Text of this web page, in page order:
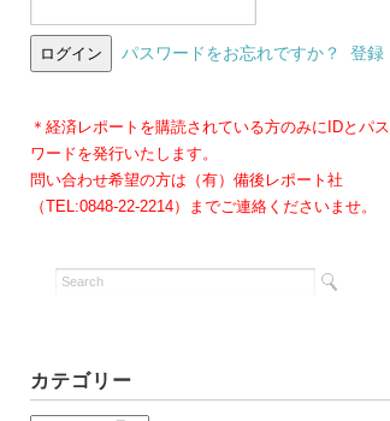
パスワードをお忘れですか？ 登録
＊経済レポートを購読されている方のみにIDとパス
ワードを発行いたします。
問い合わせ希望の方は（有）備後レポート社
（TEL:0848-22-2214）までご連絡くださいませ。
カテゴリー